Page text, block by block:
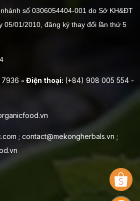
số 0306054404-001 do Sở KH&ĐT
05/01/2010, đăng ký thay đổi lần thứ 5
- Điện thoại: (+84) 908 005 554 -
; contact@mekongherbals.vn ;